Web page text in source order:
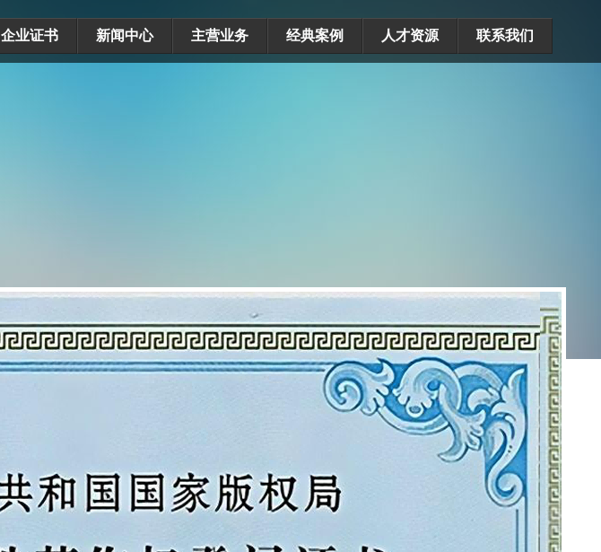
企业证书 新闻中心 主营业务 经典案例 人才资源 联系我们